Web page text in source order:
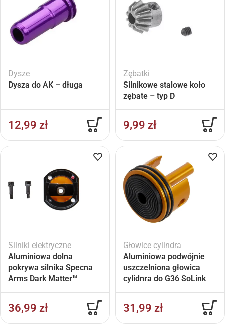
Dysze
Dysza do AK – długa
12,99 zł
Zębatki
Silnikowe stalowe koło
zębate – typ D
9,99 zł
Silniki elektryczne
Aluminiowa dolna
pokrywa silnika Specna
Arms Dark Matter™
36,99 zł
Głowice cylindra
Aluminiowa podwójnie
uszczelniona głowica
cylidnra do G36 SoLink
31,99 zł